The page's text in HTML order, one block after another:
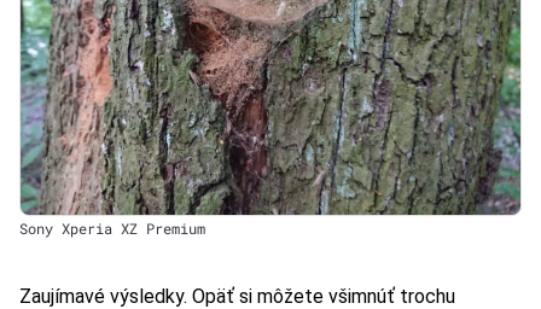
Sony Xperia XZ Premium
Zaujímavé výsledky. Opäť si môžete všimnúť trochu